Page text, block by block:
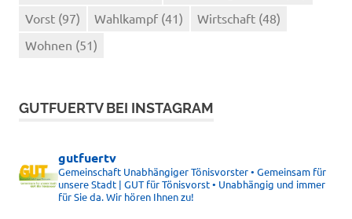
Vorst (97) Wahlkampf (41) Wirtschaft (48)
Wohnen (51)
GUTFUERTV BEI INSTAGRAM
gutfuertv
Gemeinschaft Unabhängiger Tönisvorster • Gemeinsam für
unsere Stadt | GUT für Tönisvorst • Unabhängig und immer
für Sie da. Wir hören Ihnen zu!